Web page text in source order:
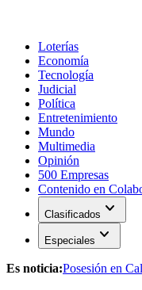
Loterías
Economía
Tecnología
Judicial
Política
Entretenimiento
Mundo
Multimedia
Opinión
500 Empresas
Contenido en
Clasificados expand_more
Especiales expand_more
Es noticia:Posesión en